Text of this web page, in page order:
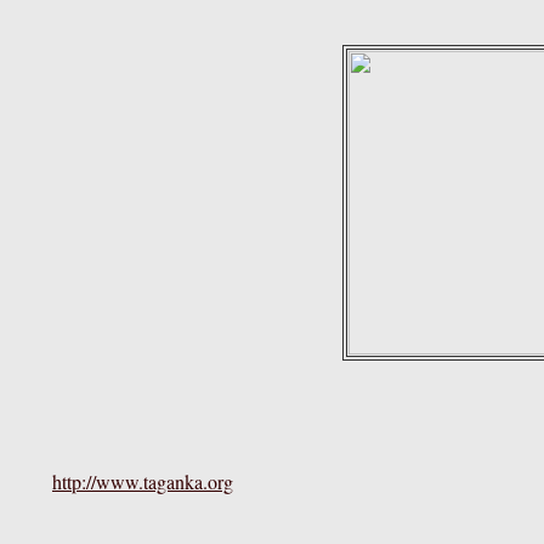
http://www.taganka.org